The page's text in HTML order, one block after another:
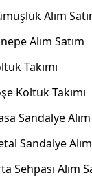
Alım
Alım Satım
Takımı
Koltuk Takımı
Sandalye Alım
Sandalye
Sehpası Alım